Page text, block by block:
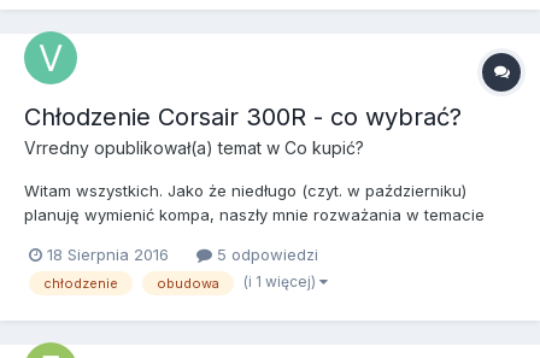
Chłodzenie Corsair 300R - co wybrać?
Vrredny opublikował(a) temat w Co kupić?
Witam wszystkich. Jako że niedługo (czyt. w październiku)
planuję wymienić kompa, naszły mnie rozważania w temacie
Carbide Series 300R. Są w niej zamontowane fabrycznie dwa
wentyle Corsaira o następujących parametrach: 140mm Corsair
18 Sierpnia 2016 5 odpowiedzi
chłodzenie obudowa (i 1 więcej)